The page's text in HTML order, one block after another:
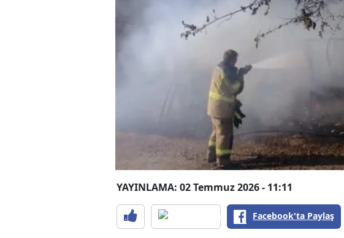
YAYINLAMA: 02 Temmuz 2026 - 11:11
Facebook'ta Paylaş